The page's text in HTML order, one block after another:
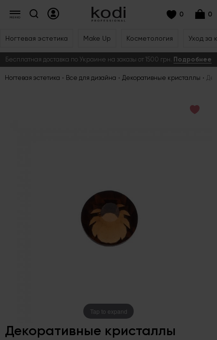
0 0
Ногтевая эстетика Make Up Косметология Уход за
Бесплатная доставка по Украине на заказы от 1500 грн. Подробнее
Ногтевая эстетика Все для дизайна Декоративные кристаллы
Tap to expand
Декоративные кристаллы